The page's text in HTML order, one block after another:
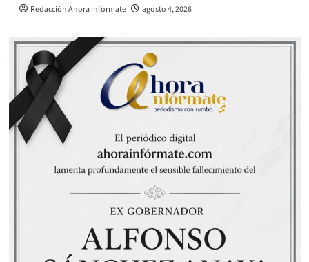
Redacción Ahora Infórmate agosto 4, 2026